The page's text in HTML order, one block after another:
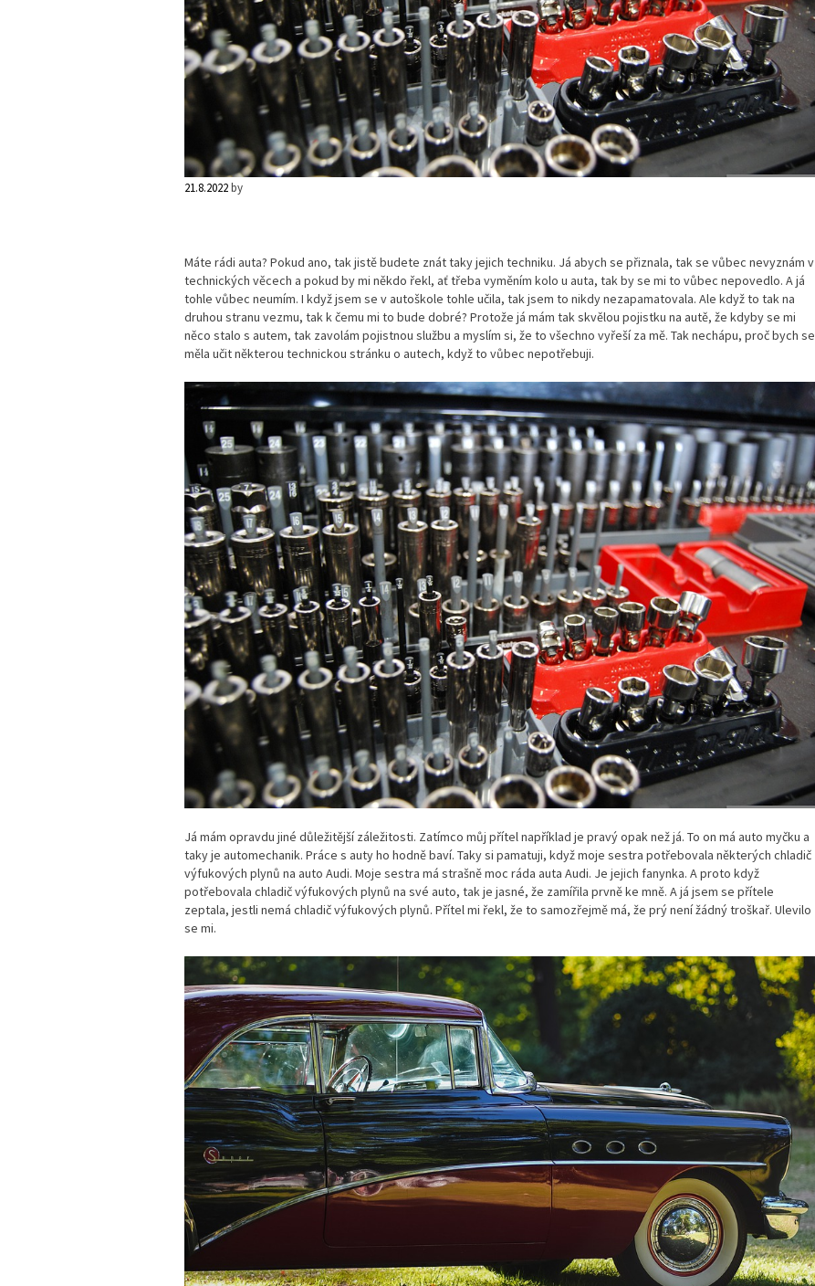
21.8.2022by
Máte rádi auta? Pokud ano, tak jistě budete znát taky jejich techniku. Já abych se přiznala, tak se vůbec nevyznám v
technických věcech a pokud by mi někdo řekl, ať třeba vyměním kolo u auta, tak by se mi to vůbec nepovedlo. A já
tohle vůbec neumím. I když jsem se v autoškole tohle učila, tak jsem to nikdy nezapamatovala. Ale když to tak na
druhou stranu vezmu, tak k čemu mi to bude dobré? Protože já mám tak skvělou pojistku na autě, že kdyby se mi
něco stalo s autem, tak zavolám pojistnou službu a myslím si, že to všechno vyřeší za mě. Tak nechápu, proč bych se
měla učit některou technickou stránku o autech, když to vůbec nepotřebuji.
Já mám opravdu jiné důležitější záležitosti. Zatímco můj přítel například je pravý opak než já. To on má auto myčku a
taky je automechanik. Práce s auty ho hodně baví. Taky si pamatuji, když moje sestra potřebovala některých chladič
výfukových plynů na auto Audi. Moje sestra má strašně moc ráda auta Audi. Je jejich fanynka. A proto když
potřebovala chladič výfukových plynů na své auto, tak je jasné, že zamířila prvně ke mně. A já jsem se přítele
zeptala, jestli nemá chladič výfukových plynů. Přítel mi řekl, že to samozřejmě má, že prý není žádný troškař. Ulevilo
se mi.